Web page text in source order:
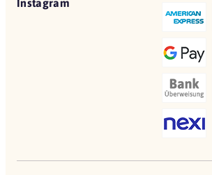
Instagram